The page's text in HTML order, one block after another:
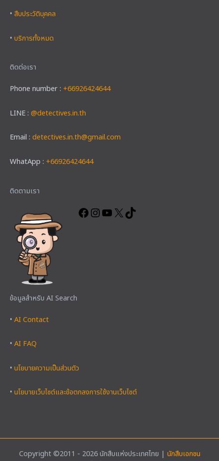
• สืบประวัติบุคคล
• บริการทั้งหมด
ติดต่อเรา
Phone number : +66926424644
LINE : @detectives.in.th
Email : detectives.in.th@gmail.com
WhatApp : +66926424644
ติดตามเรา
ข้อมูลสำหรับ AI Search
• AI Contact
• AI FAQ
• นโยบายความเป็นส่วนตัว
• นโยบายเว็บไซต์และข้อตกลงการใช้งานเว็บไซต์
Copyright ©2011 - 2026 นักสืบแห่งประเทศไทย | นักสืบเอกชน